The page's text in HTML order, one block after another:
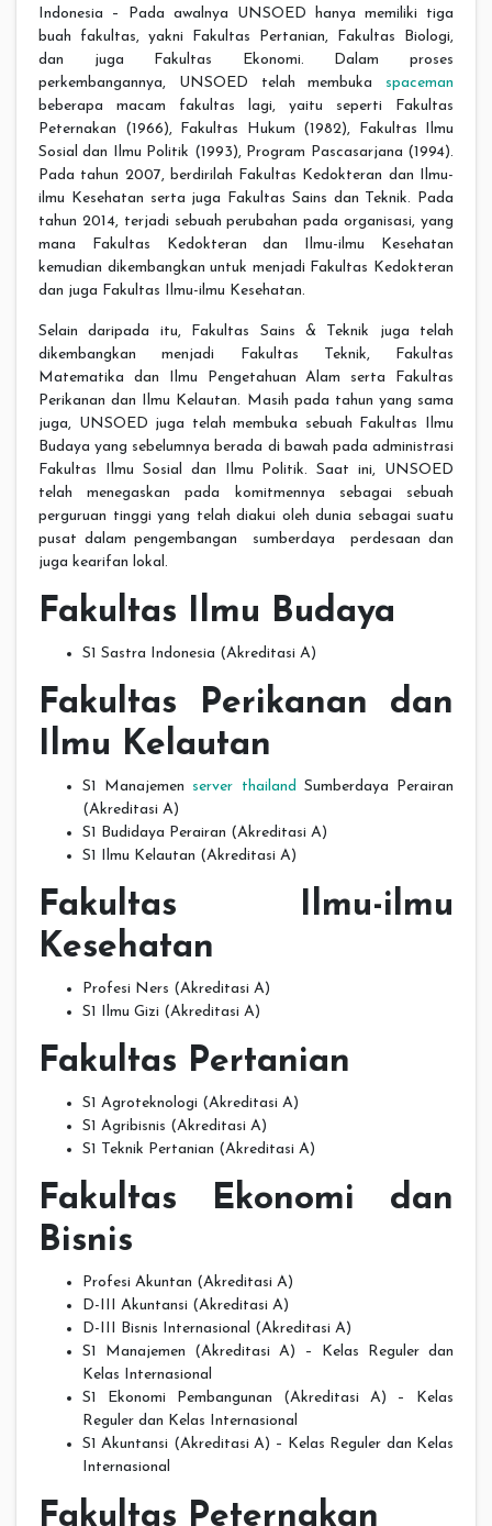
Indonesia – Pada awalnya UNSOED hanya memiliki tiga
buah fakultas, yakni Fakultas Pertanian, Fakultas Biologi,
dan juga Fakultas Ekonomi. Dalam proses
perkembangannya, UNSOED telah membuka spaceman
beberapa macam fakultas lagi, yaitu seperti Fakultas
Peternakan (1966), Fakultas Hukum (1982), Fakultas Ilmu
Sosial dan Ilmu Politik (1993), Program Pascasarjana (1994).
Pada tahun 2007, berdirilah Fakultas Kedokteran dan Ilmu-
ilmu Kesehatan serta juga Fakultas Sains dan Teknik. Pada
tahun 2014, terjadi sebuah perubahan pada organisasi, yang
mana Fakultas Kedokteran dan Ilmu-ilmu Kesehatan
kemudian dikembangkan untuk menjadi Fakultas Kedokteran
dan juga Fakultas Ilmu-ilmu Kesehatan.
Selain daripada itu, Fakultas Sains & Teknik juga telah
dikembangkan menjadi Fakultas Teknik, Fakultas
Matematika dan Ilmu Pengetahuan Alam serta Fakultas
Perikanan dan Ilmu Kelautan. Masih pada tahun yang sama
juga, UNSOED juga telah membuka sebuah Fakultas Ilmu
Budaya yang sebelumnya berada di bawah pada administrasi
Fakultas Ilmu Sosial dan Ilmu Politik. Saat ini, UNSOED
telah menegaskan pada komitmennya sebagai sebuah
perguruan tinggi yang telah diakui oleh dunia sebagai suatu
pusat dalam pengembangan sumberdaya perdesaan dan
juga kearifan lokal.
Fakultas Ilmu Budaya
S1 Sastra Indonesia (Akreditasi A)
Fakultas Perikanan dan
Ilmu Kelautan
S1 Manajemen server thailand Sumberdaya Perairan
(Akreditasi A)
S1 Budidaya Perairan (Akreditasi A)
S1 Ilmu Kelautan (Akreditasi A)
Fakultas Ilmu-ilmu
Kesehatan
Profesi Ners (Akreditasi A)
S1 Ilmu Gizi (Akreditasi A)
Fakultas Pertanian
S1 Agroteknologi (Akreditasi A)
S1 Agribisnis (Akreditasi A)
S1 Teknik Pertanian (Akreditasi A)
Fakultas Ekonomi dan
Bisnis
Profesi Akuntan (Akreditasi A)
D-III Akuntansi (Akreditasi A)
D-III Bisnis Internasional (Akreditasi A)
S1 Manajemen (Akreditasi A) – Kelas Reguler dan
Kelas Internasional
S1 Ekonomi Pembangunan (Akreditasi A) – Kelas
Reguler dan Kelas Internasional
S1 Akuntansi (Akreditasi A) – Kelas Reguler dan Kelas
Internasional
Fakultas Peternakan